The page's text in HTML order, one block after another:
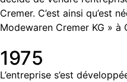
Cremer. C’est ainsi qu’est
Modewaren Cremer KG » à
1975
L’entreprise s’est